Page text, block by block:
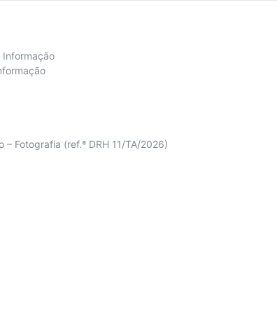
Informação
Fotografia (ref.ª DRH 11/TA/2026)